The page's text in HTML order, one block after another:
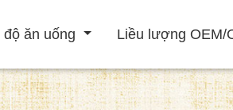
ăn uống Liều lượng OEM/